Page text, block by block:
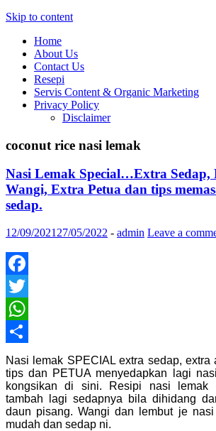
Skip to content
Home
About Us
Contact Us
Resepi
Servis Content & Organic Marketing
Privacy Policy
Disclaimer
coconut rice nasi lemak
Nasi Lemak Special…Extra
Wangi, Extra Petua dan tips
sedap.
12/09/2021 27/05/2022 - admin Leave a
Facebook
Twitter
WhatsApp
Share
Nasi lemak SPECIAL extra sedap, extra
tips dan PETUA menyedapkan lagi
kongsikan di sini. Resipi nasi lemak
tambah lagi sedapnya bila dihidang
daun pisang. Wangi dan lembut je nasi
mudah dan sedap ni.